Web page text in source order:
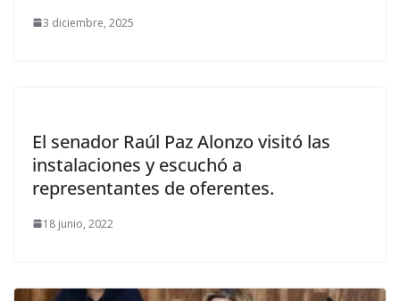
3 diciembre, 2025
El senador Raúl Paz Alonzo visitó las
instalaciones y escuchó a
representantes de oferentes.
18 junio, 2022